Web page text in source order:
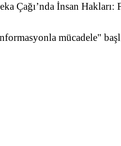
Çağı’nda İnsan Hakları:
mücadele"